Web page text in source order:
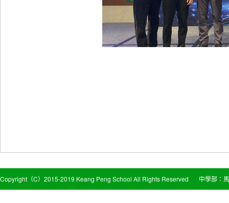
Copyright（C）2015-2019 Keang Peng School All Rights Reserved 中學部：